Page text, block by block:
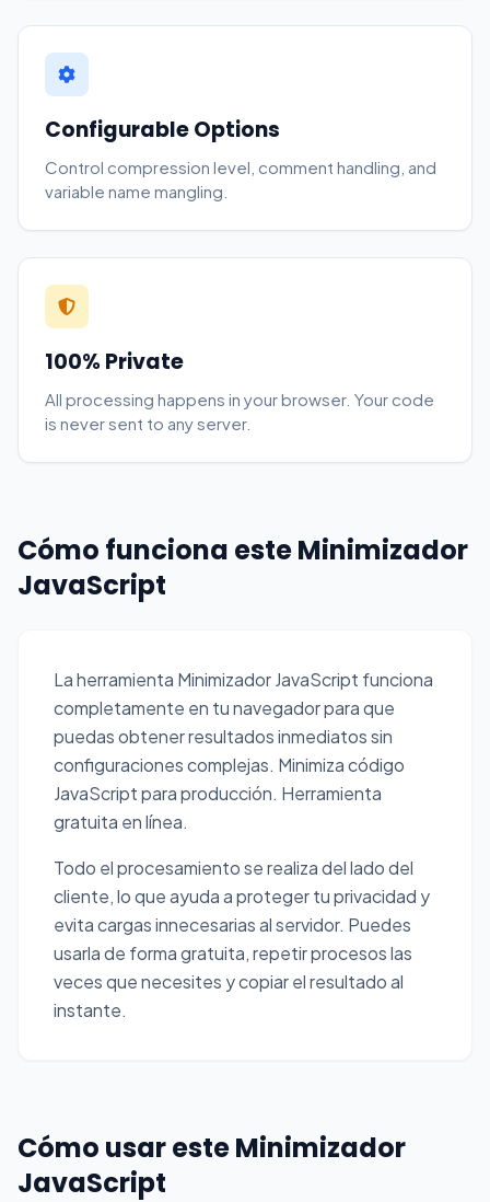
Configurable Options
Control compression level, comment handling, and
variable name mangling.
100% Private
All processing happens in your browser. Your code
is never sent to any server.
Cómo funciona este Minimizador
JavaScript
La herramienta Minimizador JavaScript funciona
completamente en tu navegador para que
puedas obtener resultados inmediatos sin
configuraciones complejas. Minimiza código
JavaScript para producción. Herramienta
gratuita en línea.
Todo el procesamiento se realiza del lado del
cliente, lo que ayuda a proteger tu privacidad y
evita cargas innecesarias al servidor. Puedes
usarla de forma gratuita, repetir procesos las
veces que necesites y copiar el resultado al
instante.
Cómo usar este Minimizador
JavaScript